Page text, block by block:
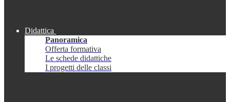
Didattica
Panoramica
Offerta formativa
Le schede didattiche
I progetti delle classi